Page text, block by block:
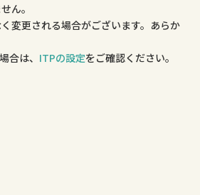
ん。
変更される場合がございます。あらか
合は、 ITPの設定をご確認ください。